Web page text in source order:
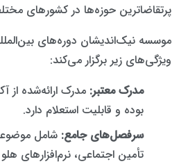
پرتقاضاترین حوزه‌ها در کشورهای
موسسه نیک‌اندیشان دوره‌های
ویژگی‌های زیر برگزار می‌کند:
مدرک معتبر: مدرک ارائه‌شده از
بوده و قابلیت استعلام دارد.
سرفصل‌های جامع: شامل
تأمین اجتماعی، نرم‌افزارهای